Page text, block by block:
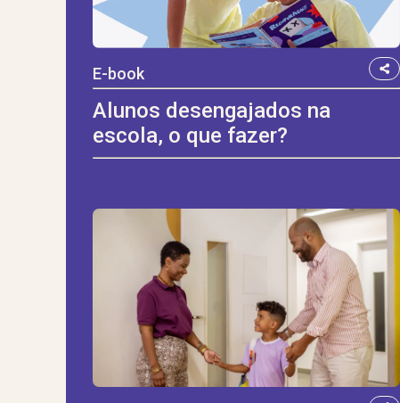
E-book
Alunos desengajados na
escola, o que fazer?